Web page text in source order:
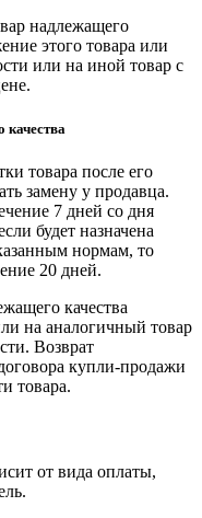
надлежащего
этого товара или
или на иной товар с
качества
товара после его
замену у продавца.
7 дней со дня
будет назначена
нормам, то
20 дней.
качества
на аналогичный товар
Возврат
купли-продажи
товара.
от вида оплаты,